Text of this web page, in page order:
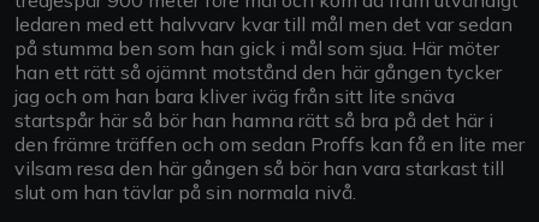
ledaren med ett halvvarv kvar till mål men det var sedan
på stumma ben som han gick i mål som sjua. Här möter
han ett rätt så ojämnt motstånd den här gången tycker
jag och om han bara kliver iväg från sitt lite snäva
startspår här så bör han hamna rätt så bra på det här i
den främre träffen och om sedan Proffs kan få en lite mer
vilsam resa den här gången så bör han vara starkast till
slut om han tävlar på sin normala nivå.